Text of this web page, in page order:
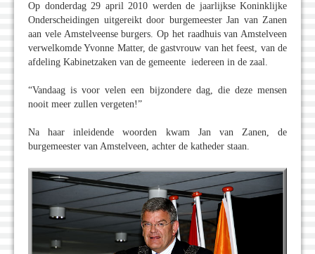
Op donderdag 29 april 2010 werden de jaarlijkse Koninklijke
Onderscheidingen uitgereikt door burgemeester Jan van Zanen
aan vele Amstelveense burgers. Op het raadhuis van Amstelveen
verwelkomde Yvonne Matter, de gastvrouw van het feest, van de
afdeling Kabinetzaken van de gemeente iedereen in de zaal.
“Vandaag is voor velen een bijzondere dag, die deze mensen
nooit meer zullen vergeten!”
Na haar inleidende woorden kwam Jan van Zanen, de
burgemeester van Amstelveen, achter de katheder staan.